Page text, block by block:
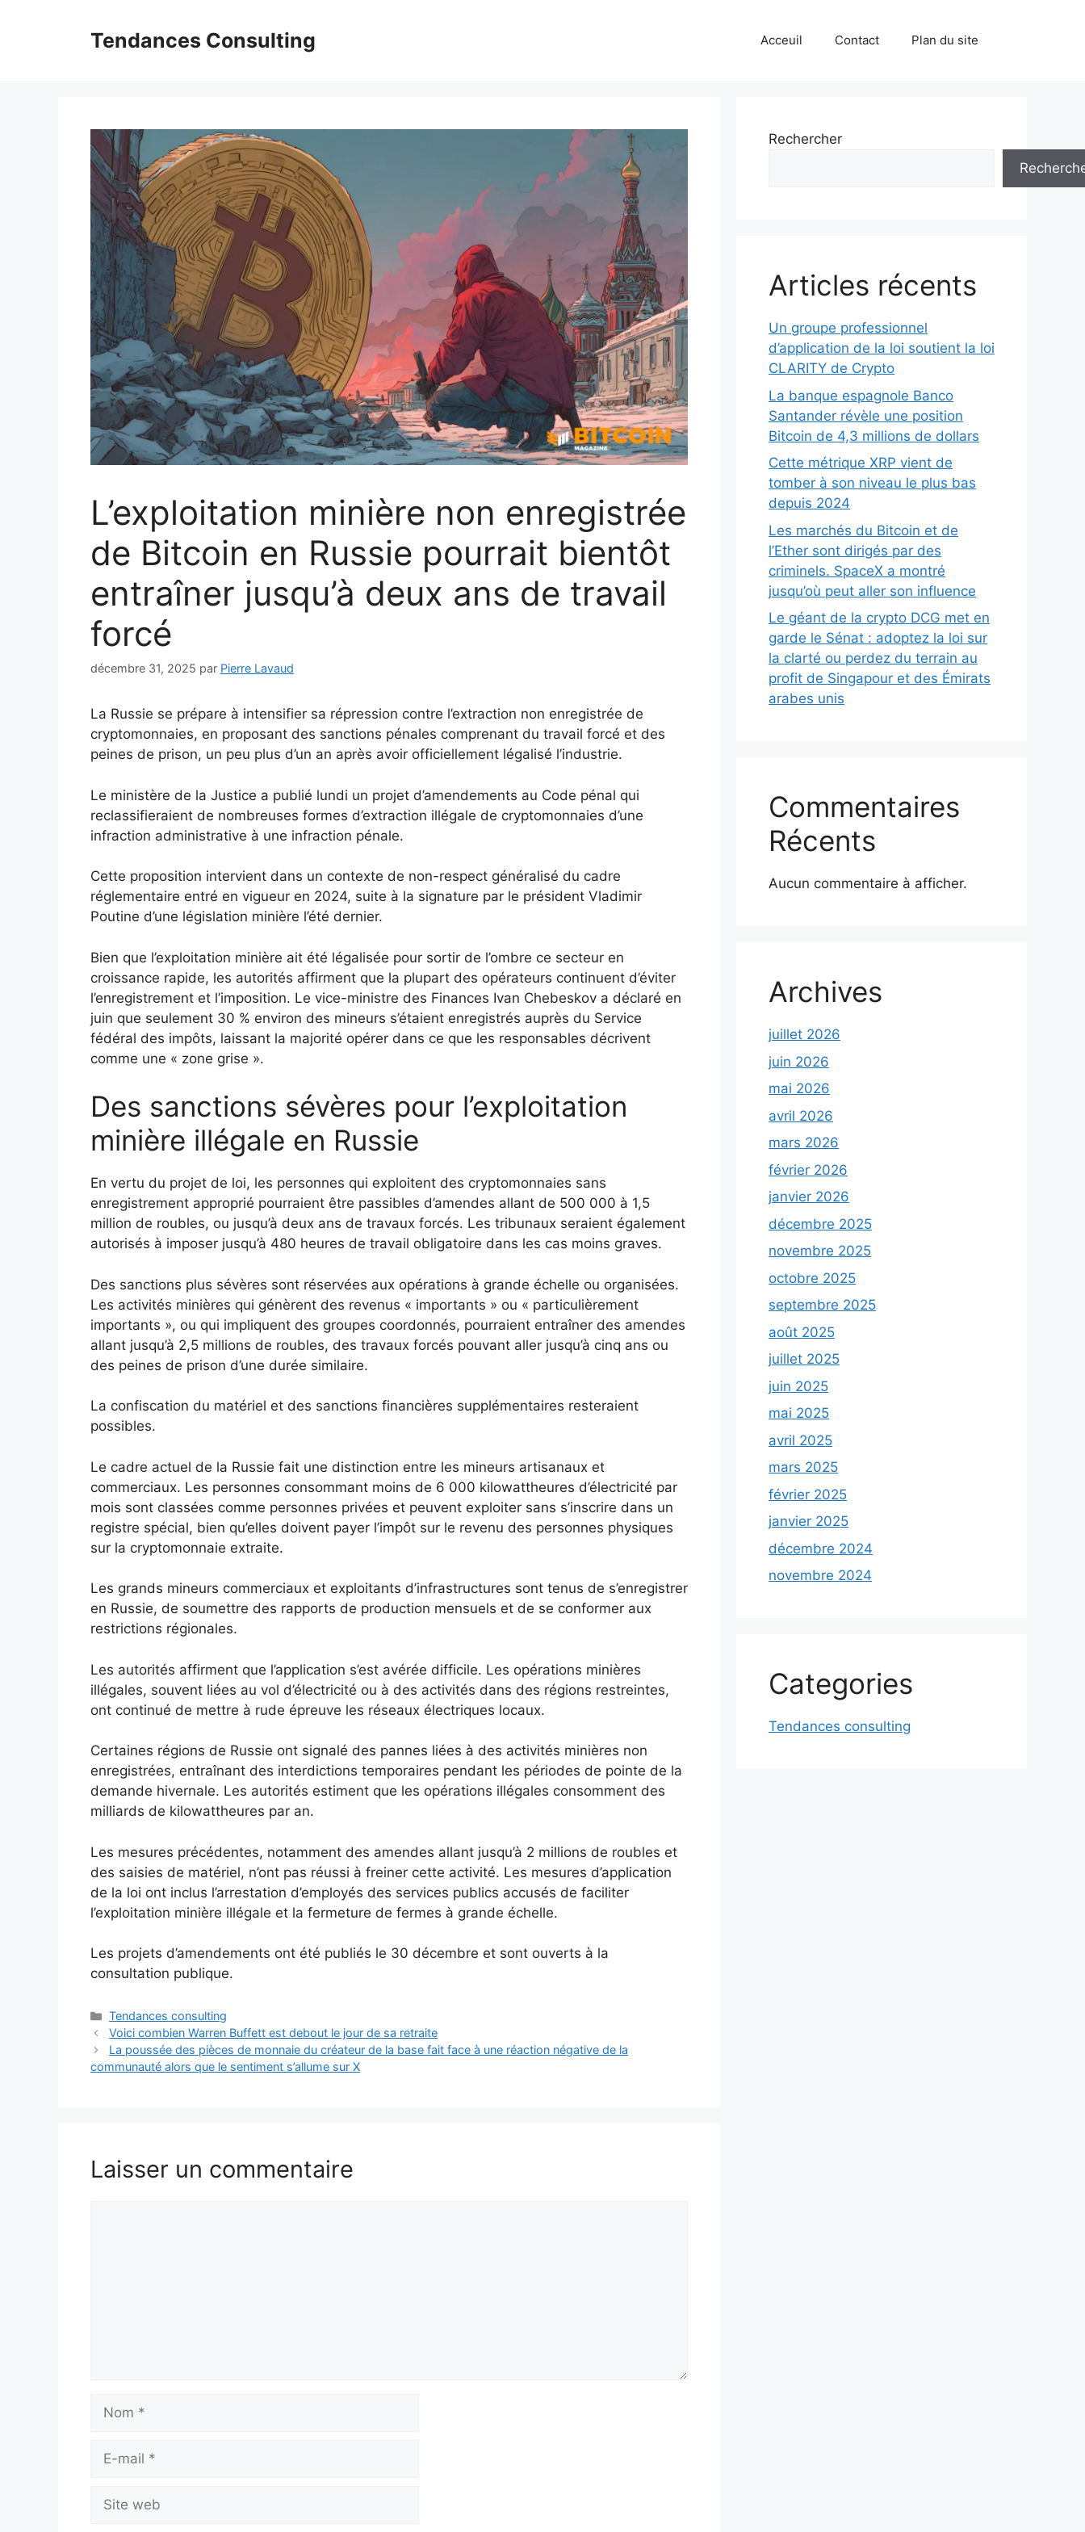
Tendances Consulting Acceuil Contact Plan du site
L’exploitation minière non enregistrée
de Bitcoin en Russie pourrait bientôt
entraîner jusqu’à deux ans de travail
forcé
décembre 31, 2025 par Pierre Lavaud
La Russie se prépare à intensifier sa répression contre l’extraction non enregistrée de
cryptomonnaies, en proposant des sanctions pénales comprenant du travail forcé et des
peines de prison, un peu plus d’un an après avoir officiellement légalisé l’industrie.
Le ministère de la Justice a publié lundi un projet d’amendements au Code pénal qui
reclassifieraient de nombreuses formes d’extraction illégale de cryptomonnaies d’une
infraction administrative à une infraction pénale.
Cette proposition intervient dans un contexte de non-respect généralisé du cadre
réglementaire entré en vigueur en 2024, suite à la signature par le président Vladimir
Poutine d’une législation minière l’été dernier.
Bien que l’exploitation minière ait été légalisée pour sortir de l’ombre ce secteur en
croissance rapide, les autorités affirment que la plupart des opérateurs continuent d’éviter
l’enregistrement et l’imposition. Le vice-ministre des Finances Ivan Chebeskov a déclaré en
juin que seulement 30 % environ des mineurs s’étaient enregistrés auprès du Service
fédéral des impôts, laissant la majorité opérer dans ce que les responsables décrivent
comme une « zone grise ».
Des sanctions sévères pour l’exploitation
minière illégale en Russie
En vertu du projet de loi, les personnes qui exploitent des cryptomonnaies sans
enregistrement approprié pourraient être passibles d’amendes allant de 500 000 à 1,5
million de roubles, ou jusqu’à deux ans de travaux forcés. Les tribunaux seraient également
autorisés à imposer jusqu’à 480 heures de travail obligatoire dans les cas moins graves.
Des sanctions plus sévères sont réservées aux opérations à grande échelle ou organisées.
Les activités minières qui génèrent des revenus « importants » ou « particulièrement
importants », ou qui impliquent des groupes coordonnés, pourraient entraîner des amendes
allant jusqu’à 2,5 millions de roubles, des travaux forcés pouvant aller jusqu’à cinq ans ou
des peines de prison d’une durée similaire.
La confiscation du matériel et des sanctions financières supplémentaires resteraient
possibles.
Le cadre actuel de la Russie fait une distinction entre les mineurs artisanaux et
commerciaux. Les personnes consommant moins de 6 000 kilowattheures d’électricité par
mois sont classées comme personnes privées et peuvent exploiter sans s’inscrire dans un
registre spécial, bien qu’elles doivent payer l’impôt sur le revenu des personnes physiques
sur la cryptomonnaie extraite.
Les grands mineurs commerciaux et exploitants d’infrastructures sont tenus de s’enregistrer
en Russie, de soumettre des rapports de production mensuels et de se conformer aux
restrictions régionales.
Les autorités affirment que l’application s’est avérée difficile. Les opérations minières
illégales, souvent liées au vol d’électricité ou à des activités dans des régions restreintes,
ont continué de mettre à rude épreuve les réseaux électriques locaux.
Certaines régions de Russie ont signalé des pannes liées à des activités minières non
enregistrées, entraînant des interdictions temporaires pendant les périodes de pointe de la
demande hivernale. Les autorités estiment que les opérations illégales consomment des
milliards de kilowattheures par an.
Les mesures précédentes, notamment des amendes allant jusqu’à 2 millions de roubles et
des saisies de matériel, n’ont pas réussi à freiner cette activité. Les mesures d’application
de la loi ont inclus l’arrestation d’employés des services publics accusés de faciliter
l’exploitation minière illégale et la fermeture de fermes à grande échelle.
Les projets d’amendements ont été publiés le 30 décembre et sont ouverts à la
consultation publique.
Catégories
Tendances consulting
Voici combien Warren Buffett est debout le jour de sa retraite
La poussée des pièces de monnaie du créateur de la base fait face à une réaction négative de la
communauté alors que le sentiment s’allume sur X
Laisser un commentaire
Nom
Site
web
Rechercher
Articles récents
Un groupe professionnel
d’application de la loi soutient la loi
CLARITY de Crypto
La banque espagnole Banco
Santander révèle une position
Bitcoin de 4,3 millions de dollars
Cette métrique XRP vient de
tomber à son niveau le plus bas
depuis 2024
Les marchés du Bitcoin et de
l’Ether sont dirigés par des
criminels. SpaceX a montré
jusqu’où peut aller son influence
Le géant de la crypto DCG met en
garde le Sénat : adoptez la loi sur
la clarté ou perdez du terrain au
profit de Singapour et des Émirats
arabes unis
Commentaires
Récents
Aucun commentaire à afficher.
Archives
juillet 2026
juin 2026
mai 2026
avril 2026
mars 2026
février 2026
janvier 2026
décembre 2025
novembre 2025
octobre 2025
septembre 2025
août 2025
juillet 2025
juin 2025
mai 2025
avril 2025
mars 2025
février 2025
janvier 2025
décembre 2024
novembre 2024
Categories
Tendances consulting